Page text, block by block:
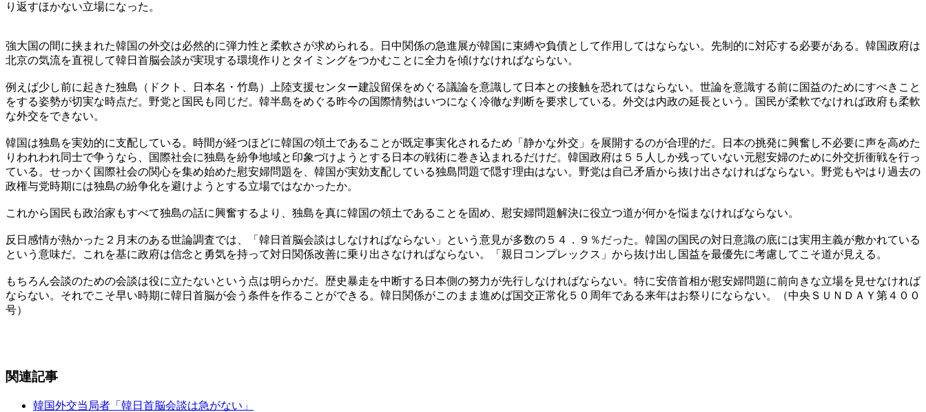
り返すほかない立場になった。
強大国の間に挟まれた韓国の外交は必然的に弾力性と柔軟さが求められる。日中関係の急進展が韓国に束縛や負債として作用してはならない。先制的に対応する必要がある。韓国政府は
北京の気流を直視して韓日首脳会談が実現する環境作りとタイミングをつかむことに全力を傾けなければならない。
例えば少し前に起きた独島（ドクト、日本名・竹島）上陸支援センター建設留保をめぐる議論を意識して日本との接触を恐れてはならない。世論を意識する前に国益のためにすべきこと
をする姿勢が切実な時点だ。野党と国民も同じだ。韓半島をめぐる昨今の国際情勢はいつになく冷徹な判断を要求している。外交は内政の延長という。国民が柔軟でなければ政府も柔軟
な外交をできない。
韓国は独島を実効的に支配している。時間が経つほどに韓国の領土であることが既定事実化されるため「静かな外交」を展開するのが合理的だ。日本の挑発に興奮し不必要に声を高めた
りわれわれ同士で争うなら、国際社会に独島を紛争地域と印象づけようとする日本の戦術に巻き込まれるだけだ。韓国政府は５５人しか残っていない元慰安婦のために外交折衝戦を行っ
ている。せっかく国際社会の関心を集め始めた慰安婦問題を、韓国が実効支配している独島問題で隠す理由はない。野党は自己矛盾から抜け出さなければならない。野党もやはり過去の
政権与党時期には独島の紛争化を避けようとする立場ではなかったか。
これから国民も政治家もすべて独島の話に興奮するより、独島を真に韓国の領土であることを固め、慰安婦問題解決に役立つ道が何かを悩まなければならない。
反日感情が熱かった２月末のある世論調査では、「韓日首脳会談はしなければならない」という意見が多数の５４．９％だった。韓国の国民の対日意識の底には実用主義が敷かれている
という意味だ。これを基に政府は信念と勇気を持って対日関係改善に乗り出さなければならない。「親日コンプレックス」から抜け出し国益を最優先に考慮してこそ道が見える。
もちろん会談のための会談は役に立たないという点は明らかだ。歴史暴走を中断する日本側の努力が先行しなければならない。特に安倍首相が慰安婦問題に前向きな立場を見せなければ
ならない。それでこそ早い時期に韓日首脳が会う条件を作ることができる。韓日関係がこのまま進めば国交正常化５０周年である来年はお祭りにならない。（中央ＳＵＮＤＡＹ第４００
号）
関連記事
韓国外交当局者「韓日首脳会談は急がない」